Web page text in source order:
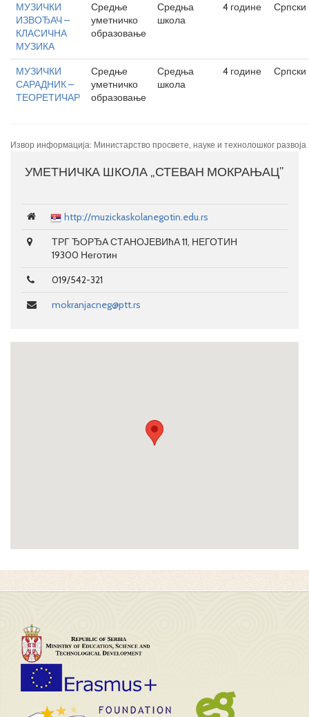
МУЗИЧКИ
ИЗВОЂАЧ –
КЛАСИЧНА
МУЗИКА
Средње
уметничко
образовање
Средња
школа
4 године Српски
МУЗИЧКИ
САРАДНИК –
ТЕОРЕТИЧАР
Средње
уметничко
образовање
Средња
школа
4 године Српски
Извор информација: Министарство просвете, науке и технолошког развоја
УМЕТНИЧКА ШКОЛА „СТЕВАН МОКРАЊАЦ”
http://muzickaskolanegotin.edu.rs
ТРГ ЂОРЂА СТАНОЈЕВИћА 11, НЕГОТИН
19300 Неготин
019/542-321
mokranjacneg@ptt.rs